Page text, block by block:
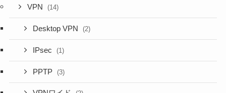
VPN (14)
Desktop VPN (2)
IPsec (1)
PPTP (3)